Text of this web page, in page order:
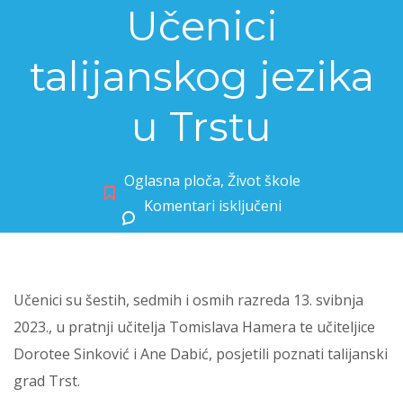
Učenici
talijanskog jezika
u Trstu
Oglasna ploča, Život škole
Komentari isključeni
Učenici su šestih, sedmih i osmih razreda 13. svibnja
2023., u pratnji učitelja Tomislava Hamera te učiteljice
Dorotee Sinković i Ane Dabić, posjetili poznati talijanski
grad Trst.